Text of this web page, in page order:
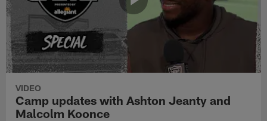
VIDEO
Camp updates with Ashton Jeanty and
Malcolm Koonce